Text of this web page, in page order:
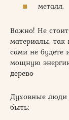
металл.
Важно! Не
материалы, так
сами не будете
мощную
дерево
Духовные люди
быть: